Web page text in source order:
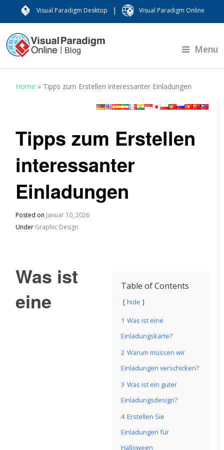
Visual Paradigm Desktop | Visual Paradigm Online
Menu
Home » Tipps zum Erstellen interessanter Einladungen
Tipps zum Erstellen
interessanter
Einladungen
Posted on Januar 10, 2026
Under Graphic Design
Table of Contents
hide
1 Was ist eine
Einladungskarte?
2 Warum müssen wir
Einladungen verschicken?
3 Was ist ein guter
Einladungsdesign?
4 Erstellen Sie
Einladungen für
Halloween
Was ist
eine